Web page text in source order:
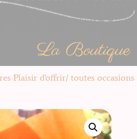
La Boutique
Plaisir d'offrir/ toutes occasions